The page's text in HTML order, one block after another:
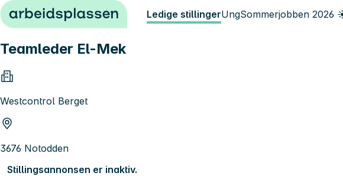
Hopp til innhold Ledige stillingerUngSommerjobben 2026
Teamleder El-Mek
Westcontrol Berget
3676 Notodden
Stillingsannonsen er inaktiv.